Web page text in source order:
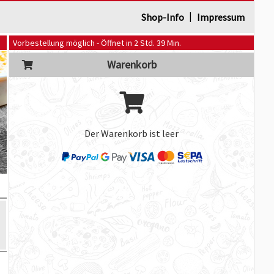
Shop-Info | Impressum
Vorbestellung möglich - Öffnet in 2 Std. 39 Min.
Warenkorb
Der Warenkorb ist leer